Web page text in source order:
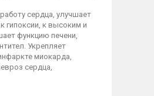
сердца, улучшает
гипоксии, к высоким и
функцию печени,
Укрепляет
миокарда,
сердца,